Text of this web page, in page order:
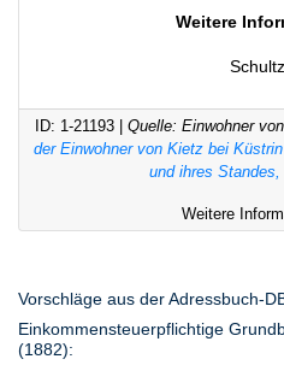
Weitere
ID: 1-21193 | Quelle: Einwohner
der Einwohner von Kietz bei
und ihres Standes,
Weitere
Vorschläge aus der Adressbuch-
Einkommensteuerpflichtige
(1882):